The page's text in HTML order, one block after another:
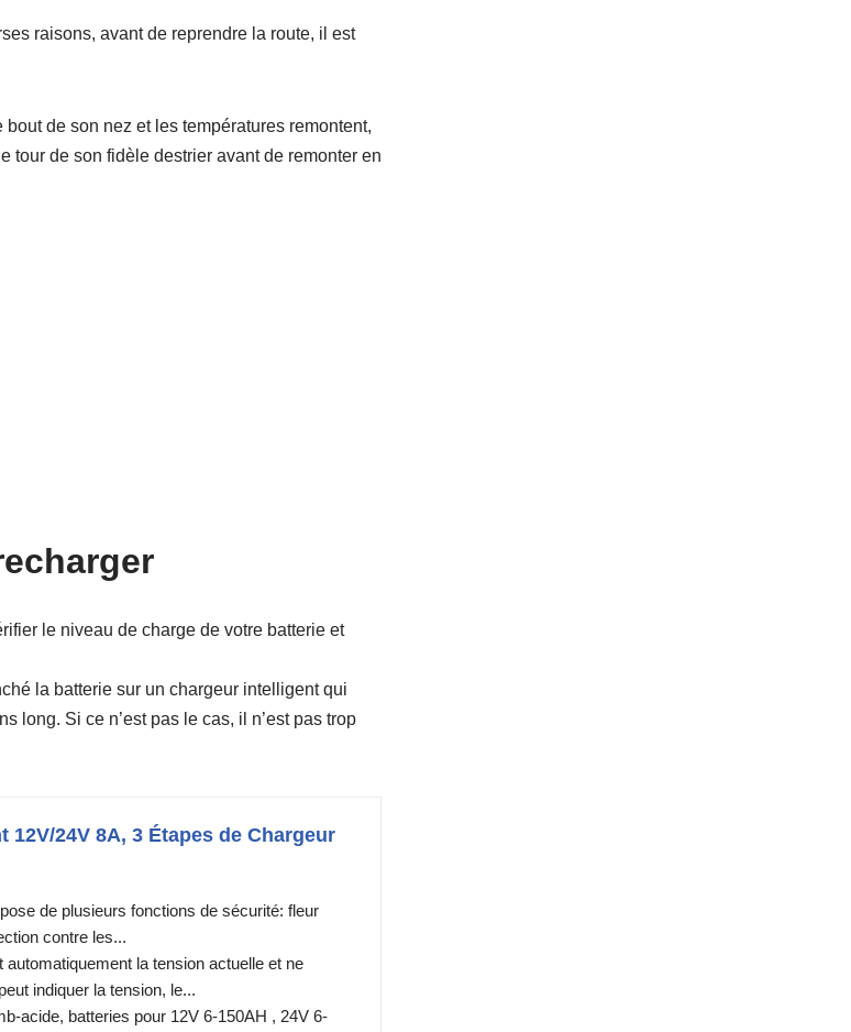
raisons, avant de reprendre la route, il est
de son nez et les températures remontent,
tour de son fidèle destrier avant de remonter en
le niveau de charge de votre batterie et
la batterie sur un chargeur intelligent qui
long. Si ce n’est pas le cas, il n’est pas trop
24V 8A, 3 Étapes de Chargeur
de plusieurs fonctions de sécurité: fleur
contre les...
automatiquement la tension actuelle et ne
indiquer la tension, le...
acide, batteries pour 12V 6-150AH , ​​24V 6-